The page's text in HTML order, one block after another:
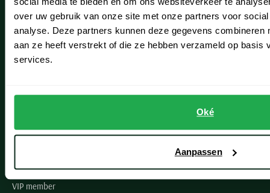
over uw gebruik van onze site met onze partners voor
analyse. Deze partners kunnen deze gegevens combineren
aan ze heeft verstrekt of die ze hebben verzameld op basis
services.
Oké
Aanpassen
Lisse
Noordwijk
Oegstgeest
Grote maten herenkleding
VIP member